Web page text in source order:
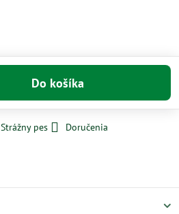
Do košíka
Strážny pes
Doručenia